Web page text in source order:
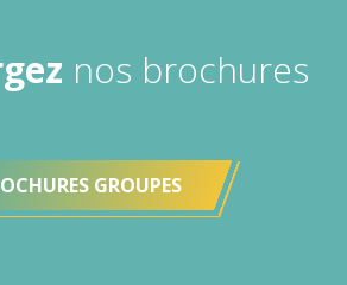
nos brochures
GROUPES